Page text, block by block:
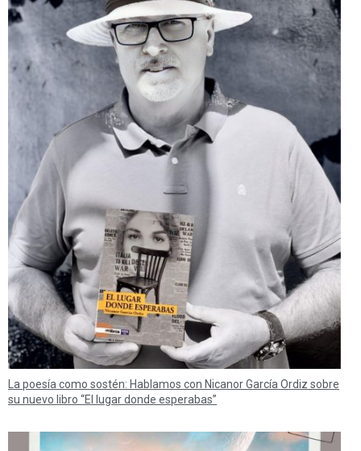
La poesía como sostén: Hablamos con Nicanor García Ordiz sobre
su nuevo libro “El lugar donde esperabas”